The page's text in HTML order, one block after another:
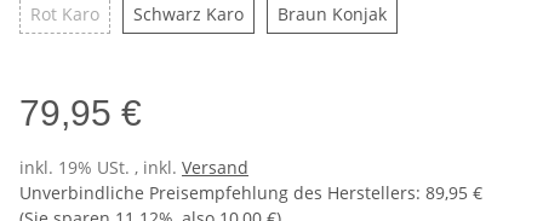
Rot KaroRot KaroSchwarz KaroSchwarz Karo
Braun KonjakBraun Konjak
79,95 €
inkl. 19% USt. , inkl. Versand
Unverbindliche Preisempfehlung des Herstellers: 89,95 €